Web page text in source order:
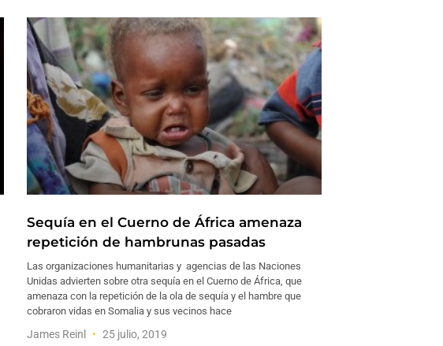
Sequía en el Cuerno de África amenaza
repetición de hambrunas pasadas
Las organizaciones humanitarias y agencias de las Naciones
Unidas advierten sobre otra sequía en el Cuerno de África, que
amenaza con la repetición de la ola de sequía y el hambre que
cobraron vidas en Somalia y sus vecinos hace
James Reinl 25 julio, 2019